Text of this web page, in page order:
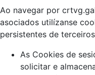
Ao navegar por
asociados utilízanse
persistentes de
As Cookies de
solicitar e